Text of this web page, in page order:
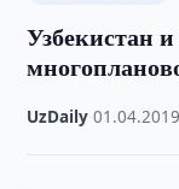
Узбекистан
UzDaily ·01.04.2019